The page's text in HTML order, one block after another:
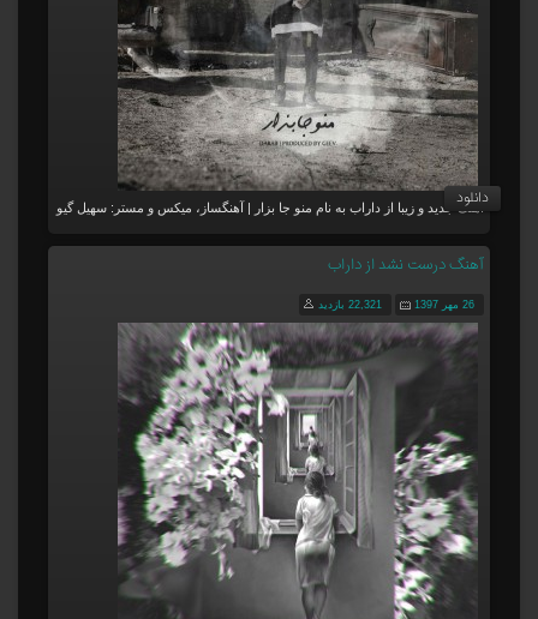
آهنگ جدید و زیبا از داراب به نام منو جا بزار | آهنگساز، میکس و مستر: سهیل گیو
دانلود
آهنگ درست نشد از داراب
26 مهر 1397 22,321 بازدید